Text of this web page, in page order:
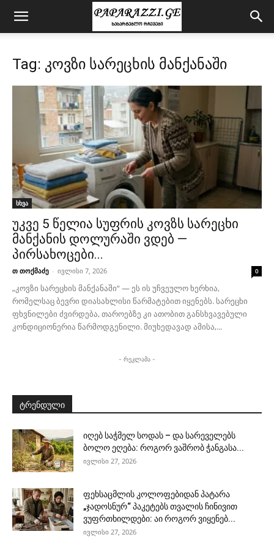
Tag: კოვზი სარეცხის მანქანაში
სხვა
უკვე 5 წელია სუფრის კოვზს სარეცხი
მანქანის დოლურაში ვდებ —
პირსახოცები...
თ თოქმაძე - ივლისი 7, 2026 0
„კოვზი სარეცხის მანქანაში“ — ეს ის უჩვეულო ხერხია,
რომელსაც ბევრი დიასახლისი წარმატებით იყენებს. სარეცხი
ფხვნილები ძვირდება, თაროებზე კი ათობით განსხვავებული
კონდიციონერია წარმოდგენილი. მიუხედავად ამისა,...
- რეკლამა -
ტრენდული
იღებ საჭმელ სოდას – და სარეველებს
ბოლო ეღება: როგორ ვაშრობ ჭანგასა...
ივლისი 27, 2026
ფეხსაცმლის კოლოფებიდან პატარა
„ჯადოსნურ“ პაკეტებს თვალის ჩინივით
ვუფრთხილდები: აი როგორ ვიყენებ...
ივლისი 27, 2026